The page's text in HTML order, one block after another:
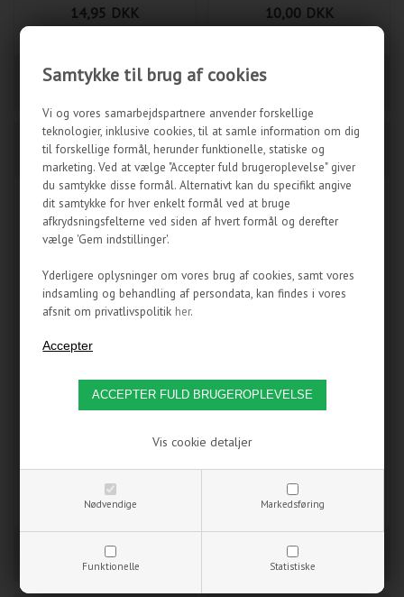
Samtykke til brug af cookies
Vi og vores samarbejdspartnere anvender forskellige
teknologier, inklusive cookies, til at samle information om dig
til forskellige formål, herunder funktionelle, statiske og
marketing. Ved at vælge "Accepter fuld brugeroplevelse" giver
du samtykke disse formål. Alternativt kan du specifikt angive
dit samtykke for hver enkelt formål ved at bruge
afkrydsningsfelterne ved siden af hvert formål og derefter
vælge 'Gem indstillinger'.
Yderligere oplysninger om vores brug af cookies, samt vores
indsamling og behandling af persondata, kan findes i vores
afsnit om privatlivspolitik her.
Nødvendige Markedsføring
Funktionelle Statistiske
Vis cookie detaljer
14,95 DKK 10,00 DKK
EKWB SUPREMACY AMD
754, 939, 940, AM2, AM2+,
AM3, AM3+, FM2, FM2+
SUPPORT
AMD mounting plate til EKWB's
DKK
IKKE PÅ LAGER
EKWB SUPREMACY INTEL
775/1366 SUPPORT
BACKPLATE
Intel mounting plate til EKWB's
5,00
PÅ LAGER